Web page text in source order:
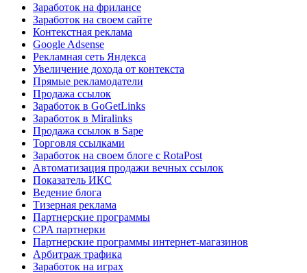
Заработок на фрилансе
Заработок на своем сайте
Контекстная реклама
Google Adsense
Рекламная сеть Яндекса
Увеличение дохода от контекста
Прямые рекламодатели
Продажа ссылок
Заработок в GoGetLinks
Заработок в Miralinks
Продажа ссылок в Sape
Торговля ссылками
Заработок на своем блоге с RotaPost
Автоматизация продажи вечных ссылок
Показатель ИКС
Ведение блога
Тизерная реклама
Партнерские программы
CPA партнерки
Партнерские программы интернет-магазинов
Арбитраж трафика
Заработок на играх